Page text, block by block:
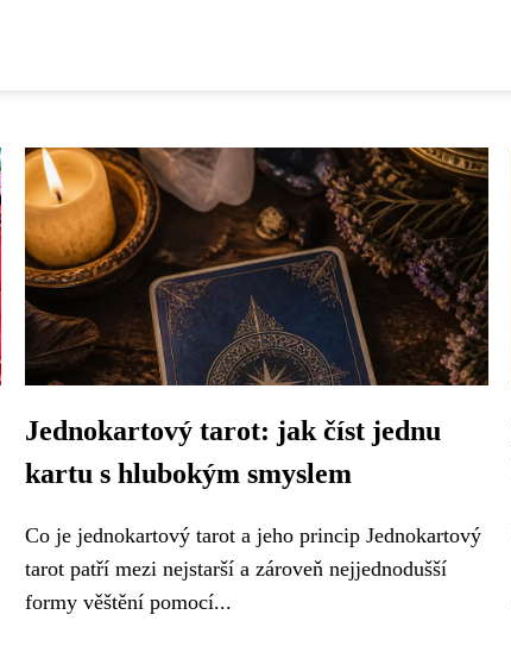
Jednokartový tarot: jak číst jednu
kartu s hlubokým smyslem
Co je jednokartový tarot a jeho princip Jednokartový
tarot patří mezi nejstarší a zároveň nejjednodušší
formy věštění pomocí...